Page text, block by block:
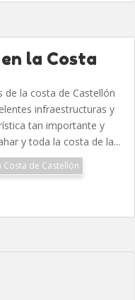
la Costa
la costa de Castellón
infraestructuras y
tan importante y
y toda la costa de la...
de Castellón